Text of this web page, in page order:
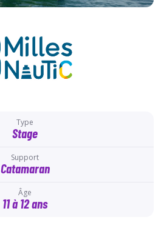
Type
Stage
Support
Catamaran
Âge
11 à 12 ans